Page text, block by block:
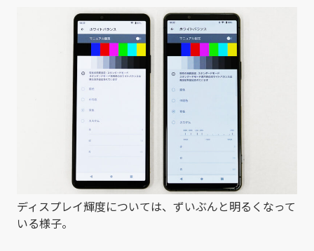
ディスプレイ輝度については、ずいぶんと明るくなって
いる様子。